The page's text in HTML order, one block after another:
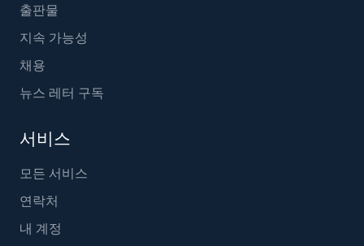
출판물
지속 가능성
채용
뉴스 레터 구독
서비스
모든 서비스
연락처
내 계정